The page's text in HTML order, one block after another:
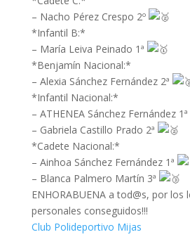
– Nacho Pérez Crespo 2º
*Infantil B:*
– María Leiva Peinado 1ª
*Benjamín Nacional:*
– Alexia Sánchez Fernández 2ª
*Infantil Nacional:*
– ATHENEA Sánchez Fernández 1ª
– Gabriela Castillo Prado 2ª
*Cadete Nacional:*
– Ainhoa Sánchez Fernández 1ª
– Blanca Palmero Martín 3ª
ENHORABUENA a tod@s, por los
personales conseguidos!!!
Club Polideportivo Mijas